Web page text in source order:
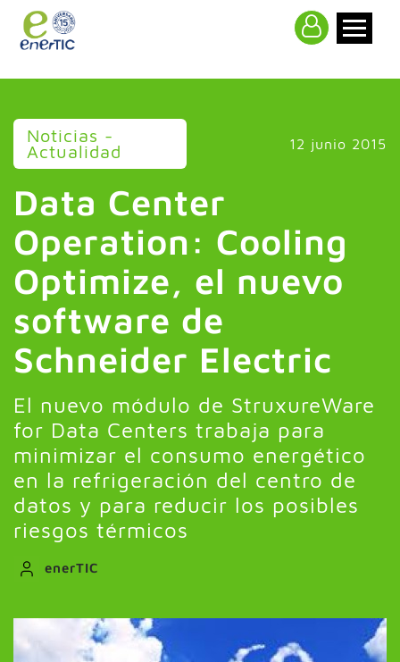
Noticias -
Actualidad 12 junio 2015
Data Center
Operation: Cooling
Optimize, el nuevo
software de
Schneider Electric
El nuevo módulo de StruxureWare
for Data Centers trabaja para
minimizar el consumo energético
en la refrigeración del centro de
datos y para reducir los posibles
riesgos térmicos
enerTIC